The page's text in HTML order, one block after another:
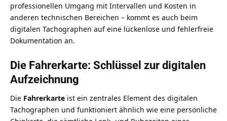
professionellen Umgang mit Intervallen und Kosten in
anderen technischen Bereichen – kommt es auch beim
digitalen Tachographen auf eine lückenlose und fehlerfreie
Dokumentation an.
Die Fahrerkarte: Schlüssel zur digitalen
Aufzeichnung
Die Fahrerkarte ist ein zentrales Element des digitalen
Tachographen und funktioniert ähnlich wie eine persönliche